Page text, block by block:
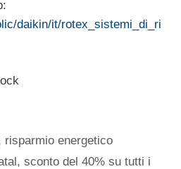
daikin/it/rotex_sistemi_di_ri
risparmio energetico
sconto del 40% su tutti i